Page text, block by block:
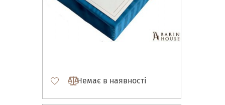
Немає в наявності